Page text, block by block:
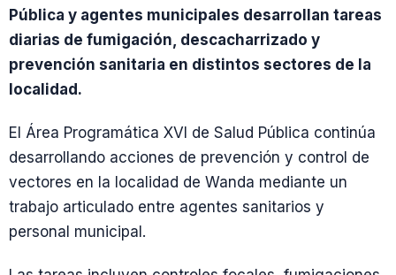
Pública y agentes municipales desarrollan tareas
diarias de fumigación, descacharrizado y
prevención sanitaria en distintos sectores de la
localidad.
El Área Programática XVI de Salud Pública continúa
desarrollando acciones de prevención y control de
vectores en la localidad de Wanda mediante un
trabajo articulado entre agentes sanitarios y
personal municipal.